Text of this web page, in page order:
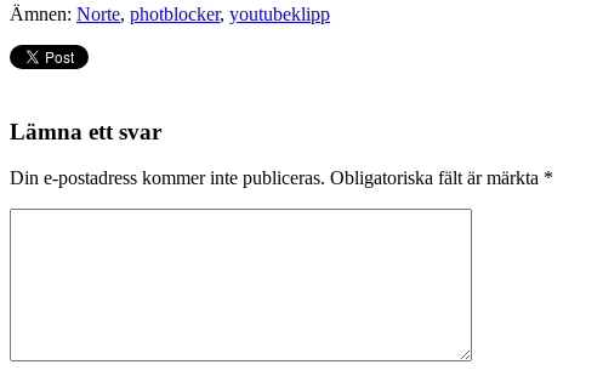
Ämnen: Norte, photblocker, youtubeklipp
Lämna ett svar
Din e-postadress kommer inte publiceras. Obligatoriska fält är märkta *